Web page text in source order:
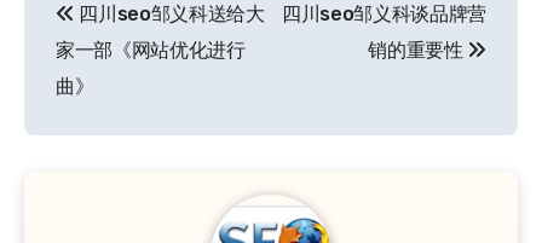
章
导
航
四川seo邹义科送给大
家一部《网站优化进行
曲》
四川seo邹义科谈品牌营
销的重要性